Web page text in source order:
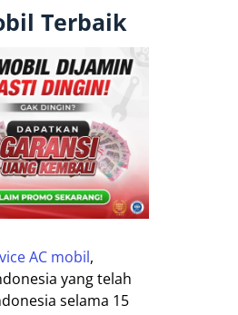
Terbaik
AC mobil,
yang telah
selama 15